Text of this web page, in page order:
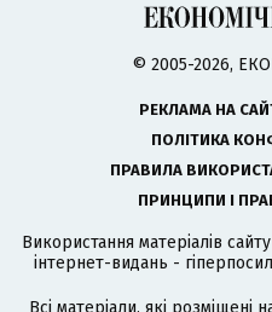
© 2005-2026,
РЕКЛАМА НА
ПОЛІТИКА
ПРАВИЛА
ПРИНЦИПИ І
Використання матеріалів
інтернет-видань -